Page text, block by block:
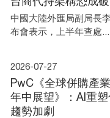
中國大陸外匯局副局長
布會表示，上半年查處...
2026-07-27
PwC《全球併購產
年中展望》：AI重
趨勢加劇